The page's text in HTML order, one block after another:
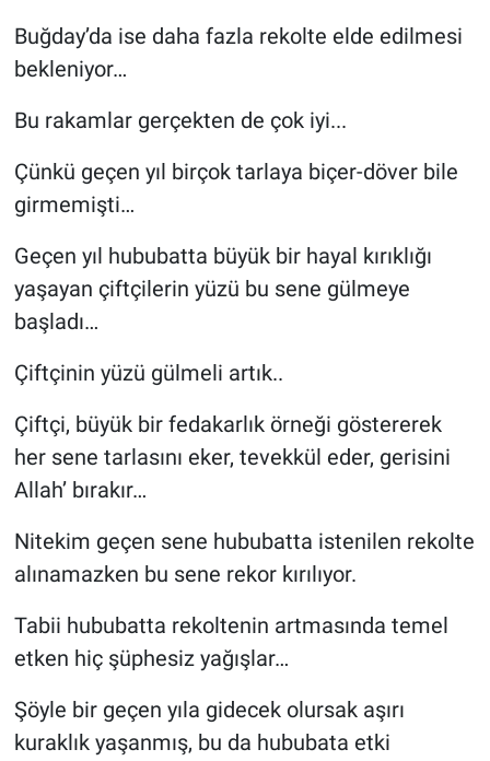
Buğday’da ise daha fazla rekolte elde edilmesi
bekleniyor…
Bu rakamlar gerçekten de çok iyi...
Çünkü geçen yıl birçok tarlaya biçer-döver bile
girmemişti…
Geçen yıl hububatta büyük bir hayal kırıklığı
yaşayan çiftçilerin yüzü bu sene gülmeye
başladı…
Çiftçinin yüzü gülmeli artık..
Çiftçi, büyük bir fedakarlık örneği göstererek
her sene tarlasını eker, tevekkül eder, gerisini
Allah’ bırakır…
Nitekim geçen sene hububatta istenilen rekolte
alınamazken bu sene rekor kırılıyor.
Tabii hububatta rekoltenin artmasında temel
etken hiç şüphesiz yağışlar…
Şöyle bir geçen yıla gidecek olursak aşırı
kuraklık yaşanmış, bu da hububata etki